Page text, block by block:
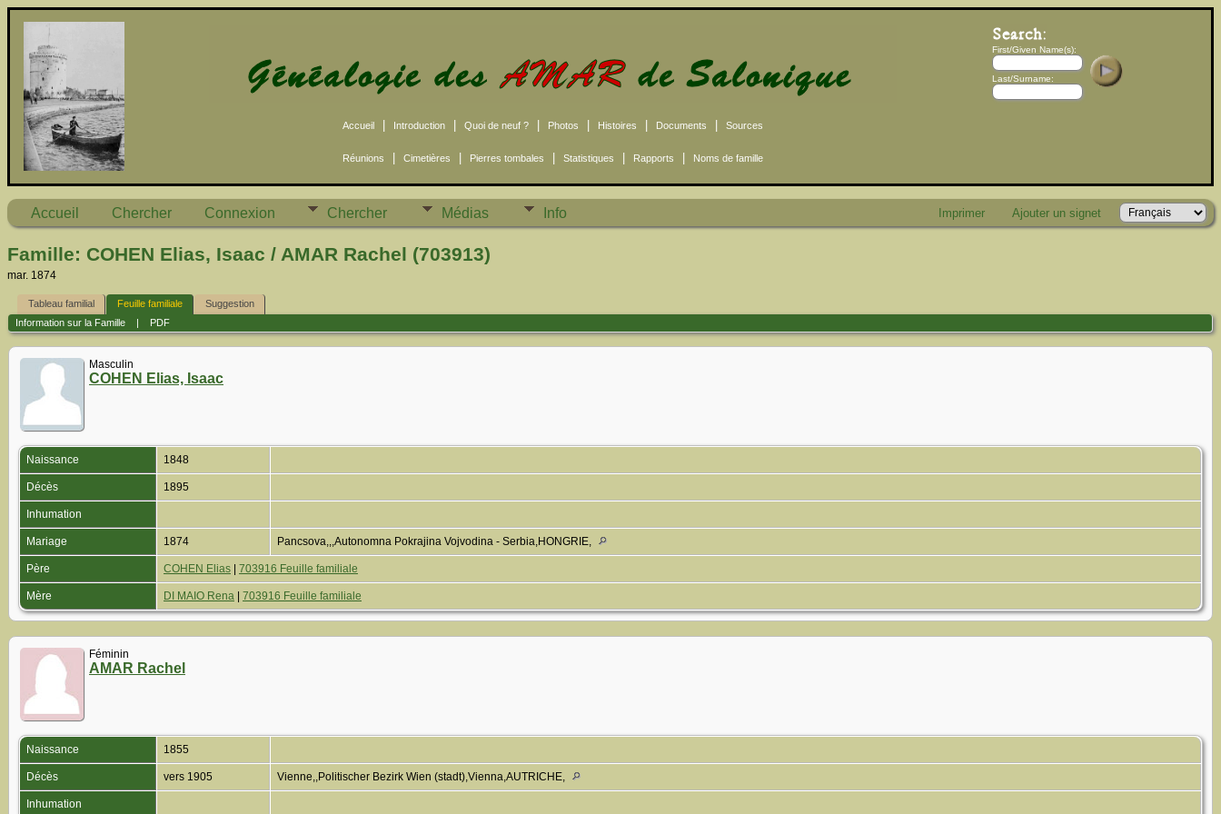
Accueil Introduction Quoi de neuf ? Photos Histoires Documents Sources
Réunions Cimetières Pierres tombales Statistiques Rapports Noms de famille
First/Given Name(s):
Last/Surname:
Accueil Chercher Connexion Chercher Médias Info Imprimer Ajouter un signet
Famille: COHEN Elias, Isaac / AMAR Rachel (703913)
mar. 1874
Tableau familial Feuille familiale
Suggestion
Information sur la Famille| PDF
Masculin
COHEN Elias, Isaac
Naissance 1848
Décès 1895
Inhumation
Mariage 1874 Pancsova,,,Autonomna Pokrajina Vojvodina - Serbia,HONGRIE,
Père COHEN Elias 703916 Feuille familiale
Mère DI MAIO Rena 703916 Feuille familiale
Féminin
AMAR Rachel
Naissance 1855
Décès vers 1905 Vienne,,Politischer Bezirk Wien (stadt),Vienna,AUTRICHE,
Inhumation